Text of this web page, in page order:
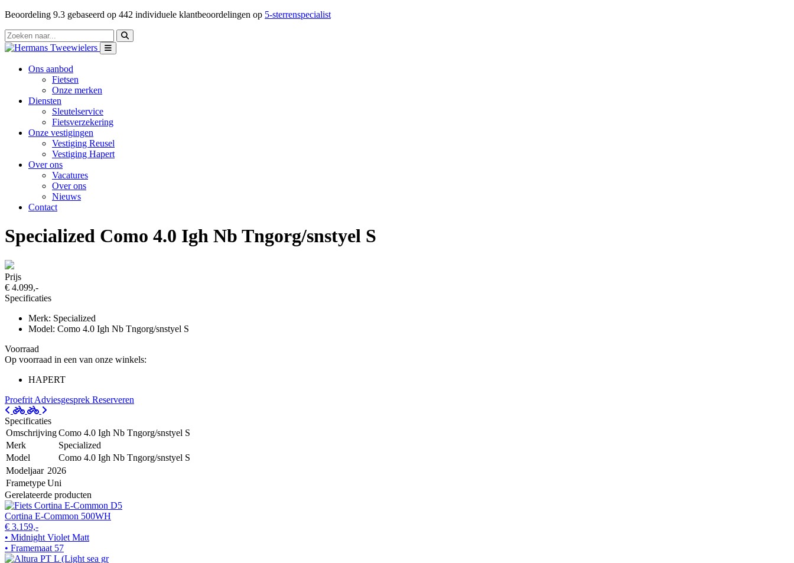
Beoordeling 9.3 gebaseerd op 442 individuele klantbeoordelingen op 5-sterrenspecialist
Ons aanbod
Fietsen
Onze merken
Diensten
Sleutelservice
Fietsverzekering
Onze vestigingen
Vestiging Reusel
Vestiging Hapert
Over ons
Vacatures
Over ons
Nieuws
Contact
Specialized Como 4.0 Igh Nb Tngorg/snstyel S
Prijs
€ 4.099,-
Specificaties
Merk: Specialized
Model: Como 4.0 Igh Nb Tngorg/snstyel S
Voorraad
Op voorraad in een van onze winkels:
HAPERT
Proefrit Adviesgesprek Reserveren
Specificaties
OmschrijvingComo 4.0 Igh Nb Tngorg/snstyel S
Merk
Specialized
Model
Como 4.0 Igh Nb Tngorg/snstyel S
Modeljaar 2026
FrametypeUni
Gerelateerde producten
Cortina E-Common 500WH
€ 3.159,-
• Midnight Violet Matt
• Framemaat 57